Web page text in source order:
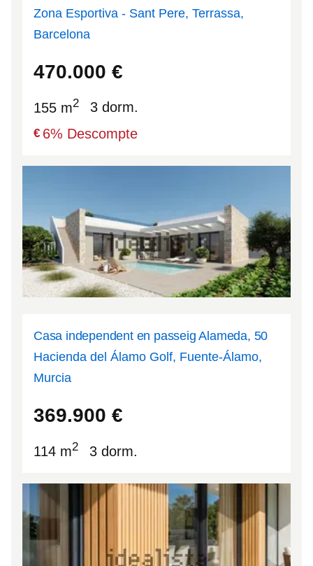
Zona Esportiva - Sant Pere, Terrassa,
Barcelona
470.000 €
155 m2 3 dorm.
€ 6% Descompte
Casa independent en passeig Alameda, 50
Hacienda del Álamo Golf, Fuente-Álamo,
Murcia
369.900 €
114 m2 3 dorm.